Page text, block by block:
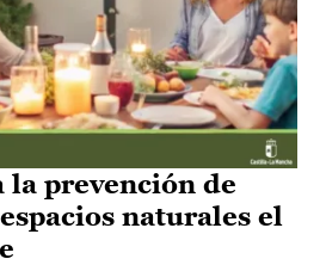
la prevención de
naturales el